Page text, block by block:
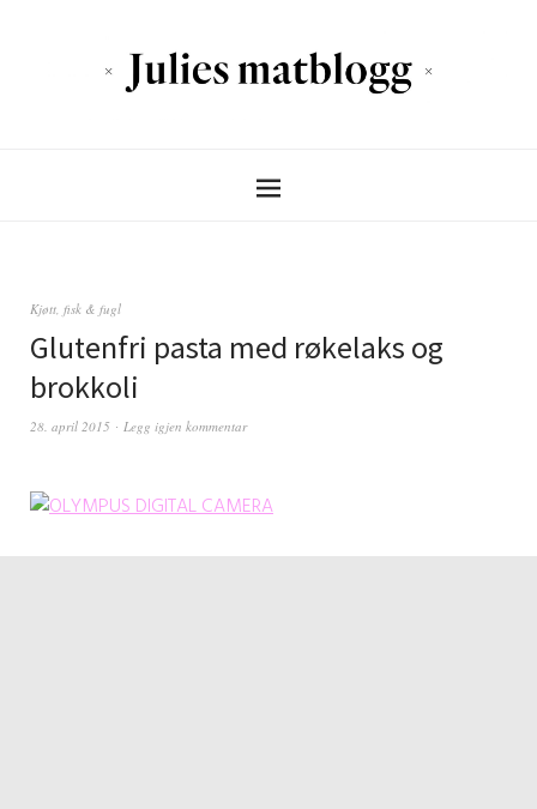
Kjøtt, fisk & fugl
Glutenfri pasta med røkelaks og
brokkoli
28. april 2015 Legg igjen kommentar